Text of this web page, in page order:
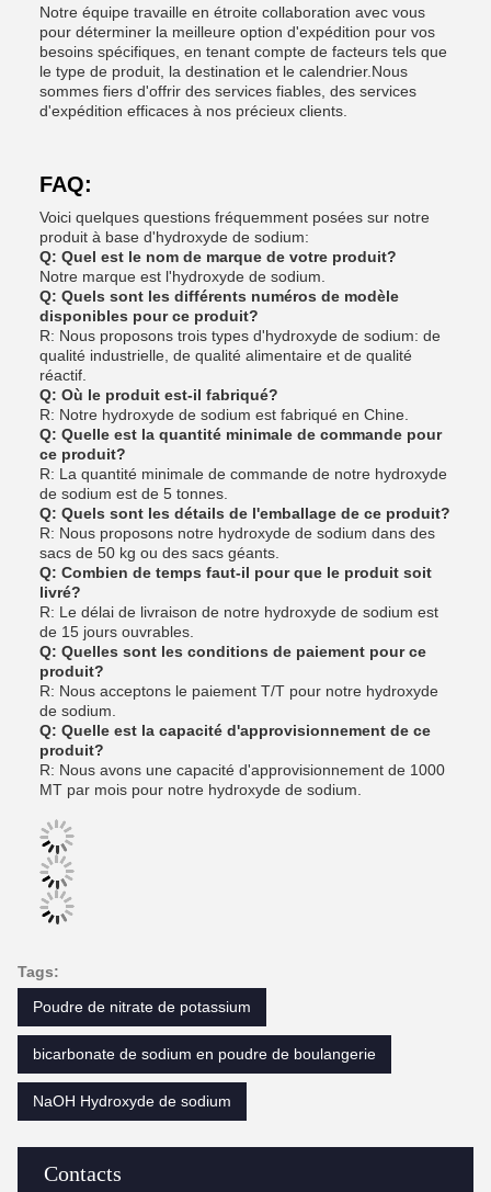
Contacts
Notre équipe travaille en étroite collaboration avec vous
pour déterminer la meilleure option d'expédition pour vos
besoins spécifiques, en tenant compte de facteurs tels que
le type de produit, la destination et le calendrier.Nous
sommes fiers d'offrir des services fiables, des services
d'expédition efficaces à nos précieux clients.
FAQ:
Voici quelques questions fréquemment posées sur notre
produit à base d'hydroxyde de sodium:
Q: Quel est le nom de marque de votre produit?
Notre marque est l'hydroxyde de sodium.
Q: Quels sont les différents numéros de modèle
disponibles pour ce produit?
R: Nous proposons trois types d'hydroxyde de sodium: de
qualité industrielle, de qualité alimentaire et de qualité
réactif.
Q: Où le produit est-il fabriqué?
R: Notre hydroxyde de sodium est fabriqué en Chine.
Q: Quelle est la quantité minimale de commande pour
ce produit?
R: La quantité minimale de commande de notre hydroxyde
de sodium est de 5 tonnes.
Q: Quels sont les détails de l'emballage de ce produit?
R: Nous proposons notre hydroxyde de sodium dans des
sacs de 50 kg ou des sacs géants.
Q: Combien de temps faut-il pour que le produit soit
livré?
R: Le délai de livraison de notre hydroxyde de sodium est
de 15 jours ouvrables.
Q: Quelles sont les conditions de paiement pour ce
produit?
R: Nous acceptons le paiement T/T pour notre hydroxyde
de sodium.
Q: Quelle est la capacité d'approvisionnement de ce
produit?
R: Nous avons une capacité d'approvisionnement de 1000
MT par mois pour notre hydroxyde de sodium.
Tags:
Poudre de nitrate de potassium
bicarbonate de sodium en poudre de boulangerie
NaOH Hydroxyde de sodium